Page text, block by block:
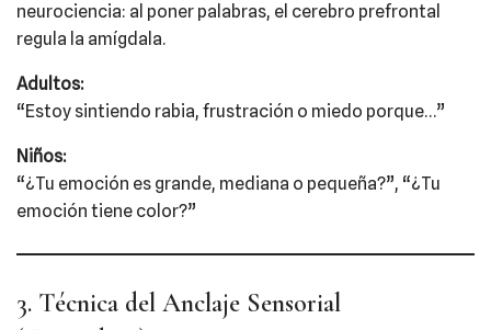
neurociencia: al poner palabras, el cerebro prefrontal
regula la amígdala.
Adultos:
“Estoy sintiendo rabia, frustración o miedo porque…”
Niños:
“¿Tu emoción es grande, mediana o pequeña?”, “¿Tu
emoción tiene color?”
3. Técnica del Anclaje Sensorial